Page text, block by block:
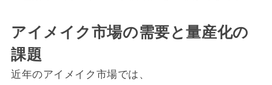
アイメイク市場の需要と量産化の
課題
近年のアイメイク市場では、